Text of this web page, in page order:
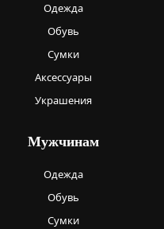
Одежда
Обувь
Сумки
Аксессуары
Украшения
Мужчинам
Одежда
Обувь
Сумки